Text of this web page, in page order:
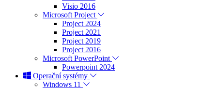
Visio 2016
Microsoft Project
Project 2024
Project 2021
Project 2019
Project 2016
Microsoft PowerPoint
Powerpoint 2024
Operační systémy
Windows 11